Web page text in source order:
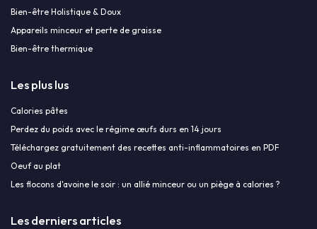
Bien-être Holistique & Doux
Appareils minceur et perte de graisse
Bien-être thermique
Les plus lus
Calories pâtes
Perdez du poids avec le régime œufs durs en 14 jours
Téléchargez gratuitement des recettes anti-inflammatoires en PDF
Oeuf au plat
Les flocons d'avoine le soir : un allié minceur ou un piège à calories ?
Les derniers articles